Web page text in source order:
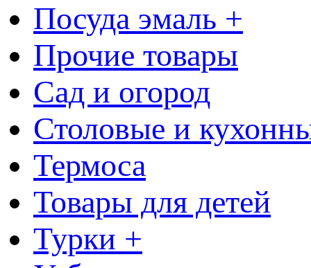
Посуда эмаль +
Прочие товары
Сад и огород
Столовые и
Термоса
Товары для детей
Турки +